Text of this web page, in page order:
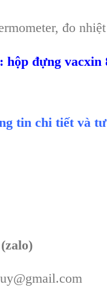
đo
hộp đựng
tin chi tiết và